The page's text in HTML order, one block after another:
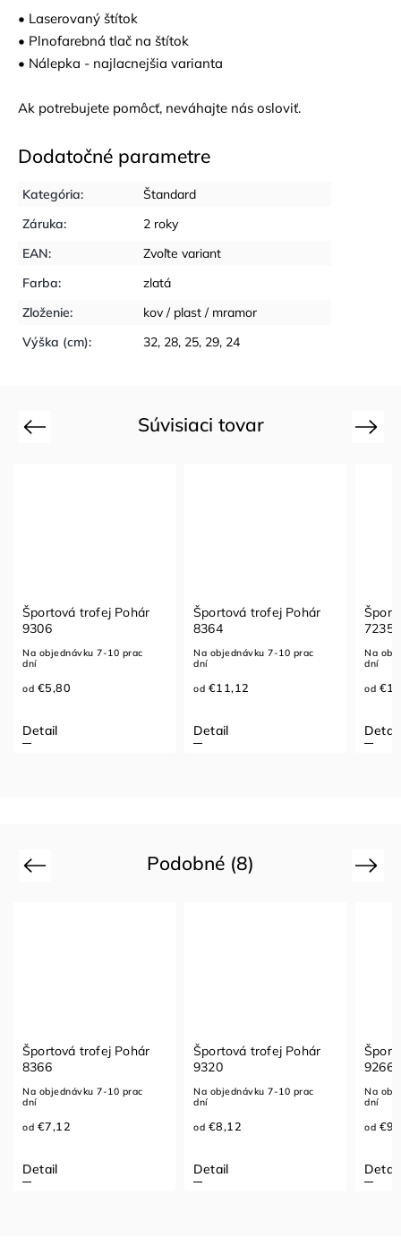
• Laserovaný štítok
• Plnofarebná tlač na štítok
• Nálepka - najlacnejšia varianta
Ak potrebujete pomôcť, neváhajte nás osloviť.
Dodatočné parametre
Kategória:
Štandard
Záruka:
2 roky
EAN:
Zvoľte variant
Farba:
zlatá
Zloženie:
kov / plast / mramor
Výška (cm): 32, 28, 25, 29, 24
Súvisiaci tovar
Previous
Športová trofej Pohár
9306
Na objednávku 7-10 prac
dní
od €5,80
Detail
Športová trofej Pohár
8364
Na objednávku 7-10 prac
dní
od €11,12
Detail
7235
Na
dní
od
Detail
Next
Podobné (8)
Previous
Športová trofej Pohár
8366
Na objednávku 7-10 prac
dní
od €7,12
Detail
Športová trofej Pohár
9320
Na objednávku 7-10 prac
dní
od €8,12
Detail
9266
Na
dní
od
Detail
Next